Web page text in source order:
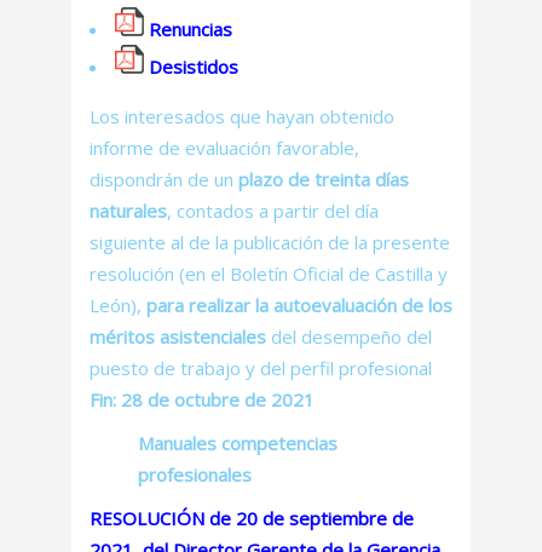
Renuncias
Desistidos
Los interesados que hayan obtenido
informe de evaluación favorable,
dispondrán de un plazo de treinta días
naturales, contados a partir del día
siguiente al de la publicación de la presente
resolución (en el Boletín Oficial de Castilla y
León), para realizar la autoevaluación de los
méritos asistenciales del desempeño del
puesto de trabajo y del perfil profesional
Fin: 28 de octubre de 2021
Manuales competencias
profesionales
RESOLUCIÓN de 20 de septiembre de